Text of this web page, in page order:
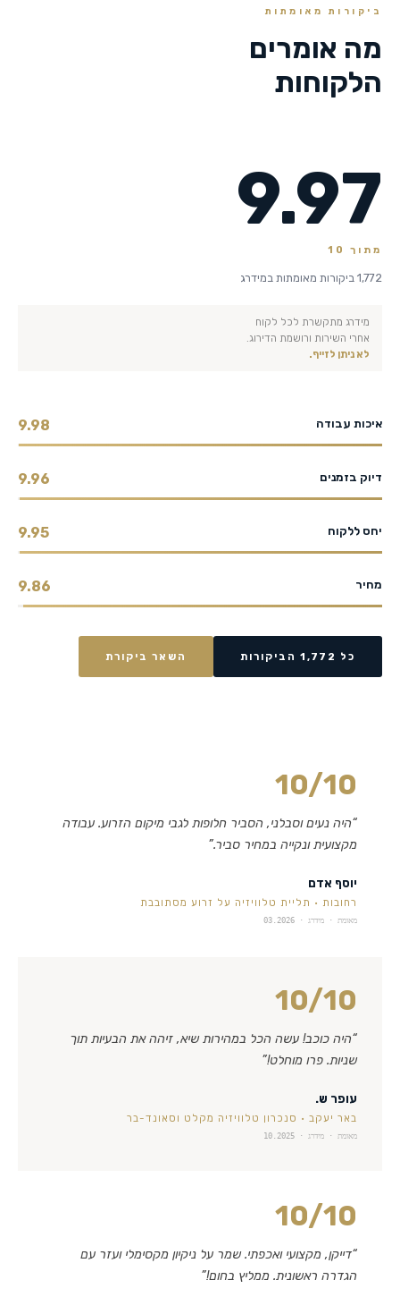
ביקורות מאומתות
מה אומרים
הלקוחות
9.97
מתוך 10
1,772 ביקורות מאומתות במידרג
מידרג מתקשרת לכל לקוח
אחרי השירות ורושמת הדירוג.
לא ניתן לזייף.
איכות עבודה 9.98
דיוק בזמנים 9.96
יחס ללקוח 9.95
מחיר 9.86
כל 1,772 הביקורות השאר ביקורת
10/10
“היה נעים וסבלני, הסביר חלופות לגבי מיקום הזרוע. עבודה
מקצועית ונקייה במחיר סביר.”
יוסף אדם
רחובות · תליית טלוויזיה על זרוע מסתובבת
מאומת · מידרג · 03.2026
10/10
“היה כוכב! עשה הכל במהירות שיא, זיהה את הבעיות תוך
שניות. פרו מוחלט!”
עופר ש.
באר יעקב · סנכרון טלוויזיה מקלט וסאונד-בר
מאומת · מידרג · 10.2025
10/10
“דייקן, מקצועי ואכפתי. שמר על ניקיון מקסימלי ועזר עם
הגדרה ראשונית. ממליץ בחום!”